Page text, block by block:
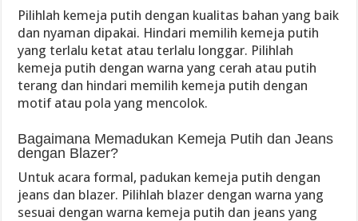
Pilihlah kemeja putih dengan kualitas bahan yang baik
dan nyaman dipakai. Hindari memilih kemeja putih
yang terlalu ketat atau terlalu longgar. Pilihlah
kemeja putih dengan warna yang cerah atau putih
terang dan hindari memilih kemeja putih dengan
motif atau pola yang mencolok.
Bagaimana Memadukan Kemeja Putih dan Jeans
dengan Blazer?
Untuk acara formal, padukan kemeja putih dengan
jeans dan blazer. Pilihlah blazer dengan warna yang
sesuai dengan warna kemeja putih dan jeans yang